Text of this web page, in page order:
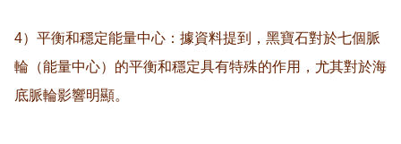
4）平衡和穩定能量中心：據資料提到，黑寶石對於七個脈
輪（能量中心）的平衡和穩定具有特殊的作用，尤其對於海
底脈輪影響明顯。